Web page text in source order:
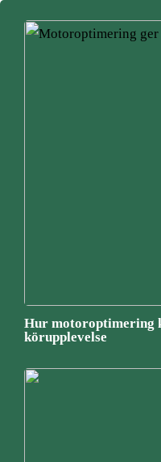
Hur motoroptimering
körupplevelse